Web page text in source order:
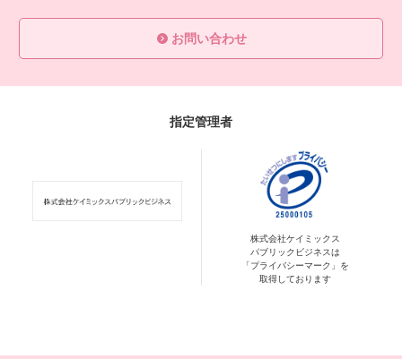
お問い合わせ
指定管理者
株式会社ケイミックス
パブリックビジネスは
「プライバシーマーク」を
取得しております